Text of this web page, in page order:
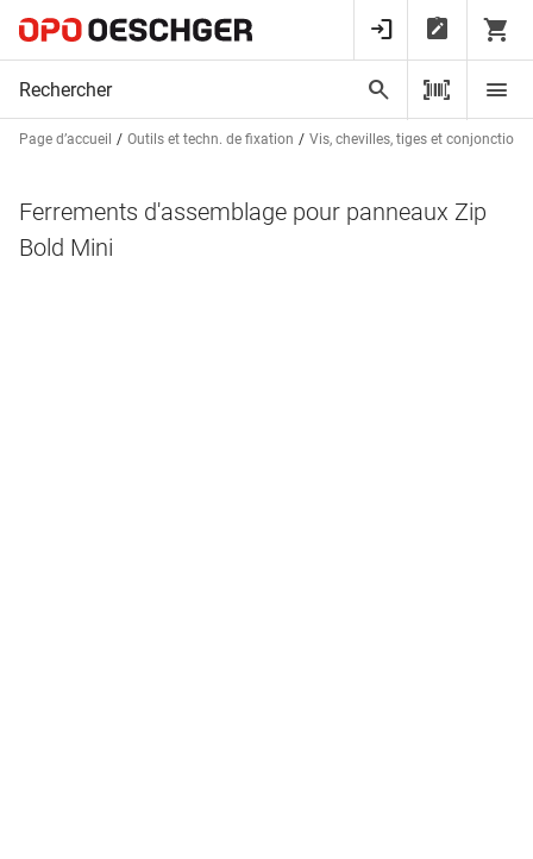
Page d’accueil Outils et techn. de fixation Vis, chevilles, tiges et conjonctions
Ferrements d'assemblage pour panneaux Zip
Bold Mini